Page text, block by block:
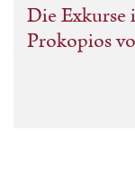
Die Exkurse
Prokopios